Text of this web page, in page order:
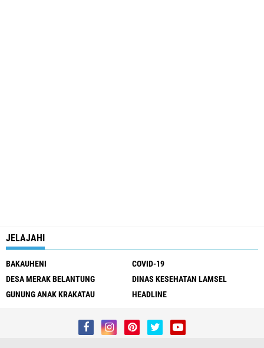
JELAJAHI
BAKAUHENI
COVID-19
DESA MERAK BELANTUNG
DINAS KESEHATAN LAMSEL
GUNUNG ANAK KRAKATAU
HEADLINE